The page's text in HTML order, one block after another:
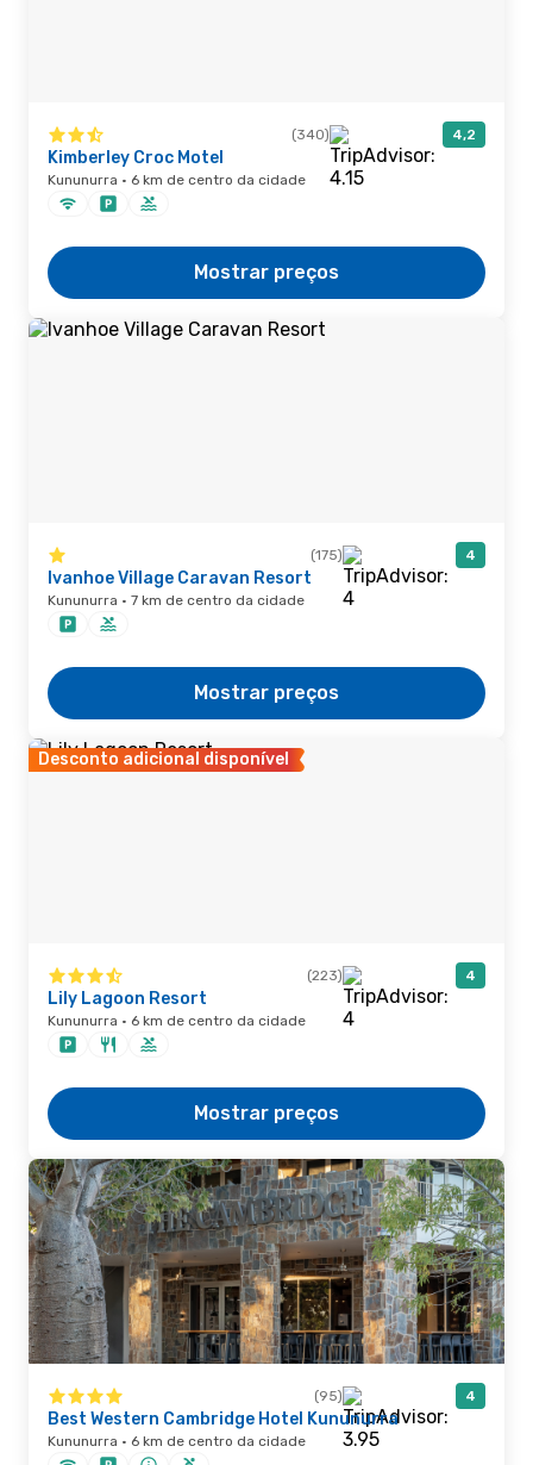
(340) 4,2
Kimberley Croc Motel
Kununurra · 6 km de centro da cidade
Mostrar preços
(175) 4
Ivanhoe Village Caravan Resort
Kununurra · 7 km de centro da cidade
Mostrar preços
Desconto adicional disponível
(223) 4
Lily Lagoon Resort
Kununurra · 6 km de centro da cidade
Mostrar preços
(95) 4
Best Western Cambridge Hotel Kununurra
Kununurra · 6 km de centro da cidade